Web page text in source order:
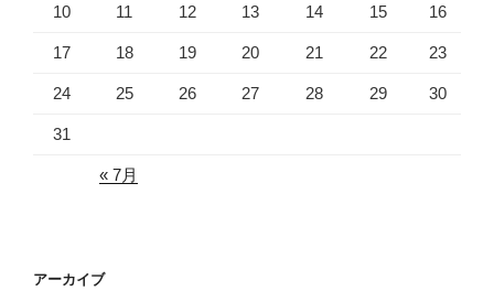
10 11 12 13 14 15 16
17 18 19 20 21 22 23
24 25 26 27 28 29 30
31
« 7月
アーカイブ